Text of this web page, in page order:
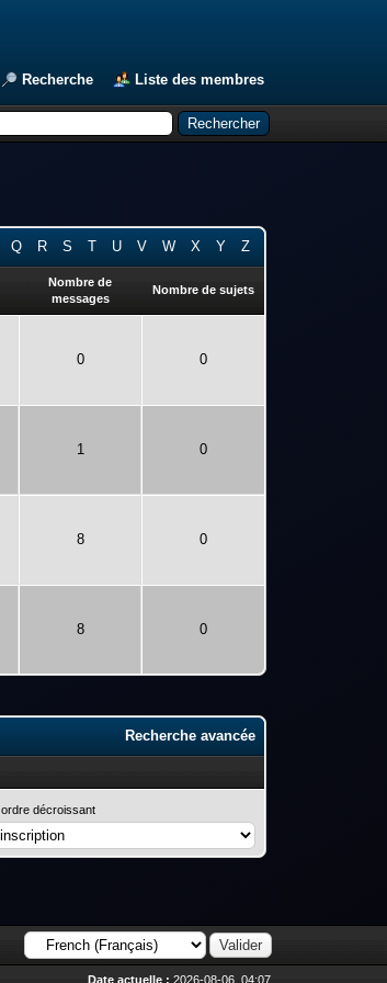
Recherche Liste des membres
Q R S T U V W X Y Z
Nombre de
messages
Nombre de sujets
0 0
1 0
8 0
8 0
Recherche avancée
ordre décroissant
Date actuelle : 2026-08-06, 04:07